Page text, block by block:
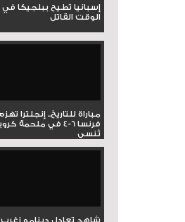
إسبانيا تطيح ببلجيكا في
الوقت القاتل
مباراة للتاريخ.. إنجلترا
فرنسا 6-4 في ملحمة
تُنسى